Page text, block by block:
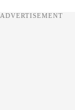
ADVERTISEMENT